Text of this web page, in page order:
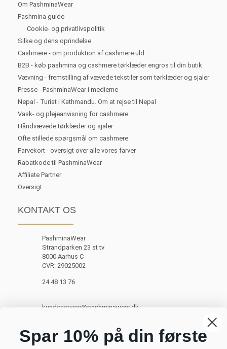
Om PashminaWear
Pashmina guide
Cookie- og privatlivspolitik
Silke og dens oprindelse
Cashmere - om produktion af cashmere uld
B2B - køb pashmina og cashmere tørklæder engros til din butik
Vævning - fremstilling af vævede tekstiler som tørklæder og sjaler
Presse - PashminaWear i medierne
Nepal - Turist i Kathmandu. Om at rejse til Nepal
Vask- og plejeanvisning for cashmere
Håndvævede tørklæder og sjaler
Ofte stillede spørgsmål om cashmere
Farvekort - oversigt over alle vores farver
Rabatkode til PashminaWear
Affiliate Partner
Oversigt
KONTAKT OS
PashminaWear
Strandparken 23 st tv
8000 Aarhus C
CVR: 29025002
24 48 13 76
kundeservice@pashminawear.dk
Spar 10% på din første